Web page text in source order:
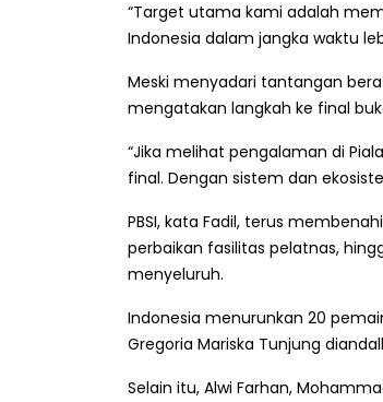
“Target utama kami adalah
Indonesia dalam jangka waktu
Meski menyadari tantangan
mengatakan langkah ke final
“Jika melihat pengalaman di
final. Dengan sistem dan
PBSI, kata Fadil, terus
perbaikan fasilitas pelatnas,
menyeluruh.
Indonesia menurunkan 20
Gregoria Mariska Tunjung
Selain itu, Alwi Farhan,